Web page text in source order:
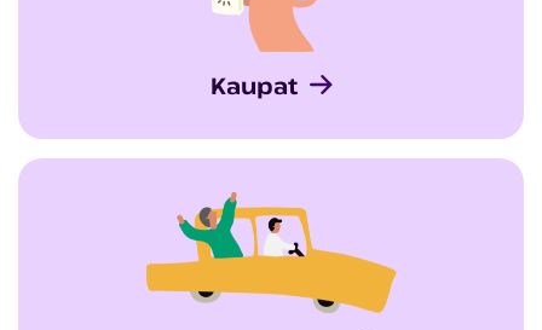
Kaupat